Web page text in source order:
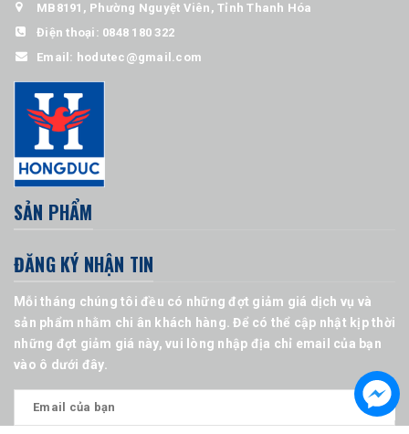
MB8191, Phường Nguyệt Viên, Tỉnh Thanh Hóa
Điện thoại: 0848 180 322
Email: hodutec@gmail.com
SẢN PHẨM
ĐĂNG KÝ NHẬN TIN
Mỗi tháng chúng tôi đều có những đợt giảm giá dịch vụ và
sản phẩm nhằm chi ân khách hàng. Để có thể cập nhật kịp thời
những đợt giảm giá này, vui lòng nhập địa chỉ email của bạn
vào ô dưới đây.